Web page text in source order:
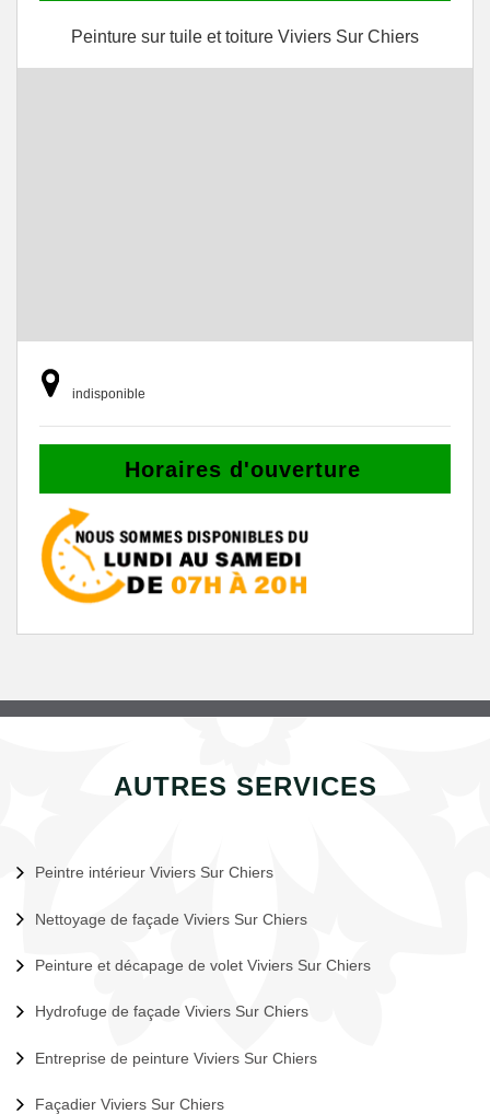
Peinture sur tuile et toiture Viviers Sur Chiers
indisponible
Horaires d'ouverture
AUTRES SERVICES
Peintre intérieur Viviers Sur Chiers
Nettoyage de façade Viviers Sur Chiers
Peinture et décapage de volet Viviers Sur Chiers
Hydrofuge de façade Viviers Sur Chiers
Entreprise de peinture Viviers Sur Chiers
Façadier Viviers Sur Chiers